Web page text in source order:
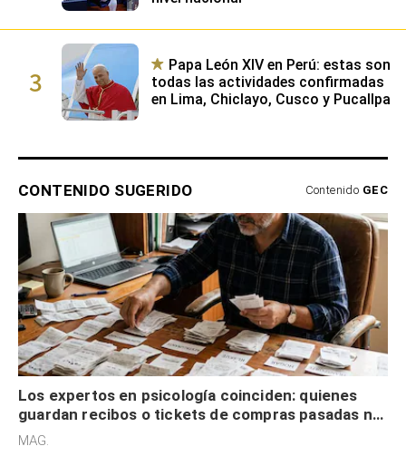
CONTENIDO SUGERIDO Contenido GEC
Los expertos en psicología coinciden: quienes
guardan recibos o tickets de compras pasadas no
son acumuladores, sino que tienen necesidad de
control
MAG.